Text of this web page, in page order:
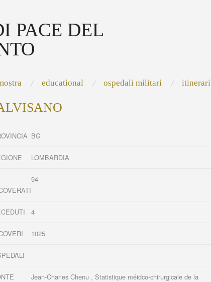
PACE DEL
educational ospedali militari itinerari
BG
LOMBARDIA
94
4
1025
Jean-Charles Chenu , Statistique méidco-chirurgicale de la